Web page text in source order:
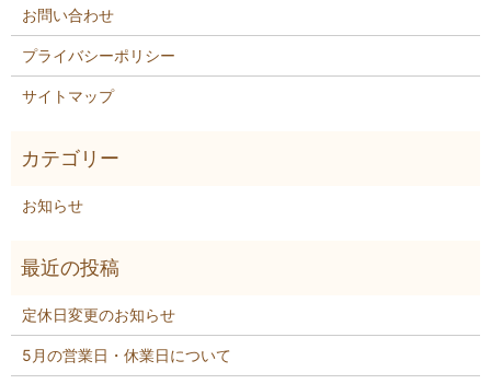
お問い合わせ
プライバシーポリシー
サイトマップ
お知らせ
定休日変更のお知らせ
5月の営業日・休業日について